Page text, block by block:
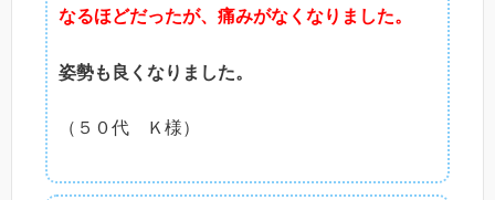
なるほどだったが、痛みがなくなりました。
姿勢も良くなりました。
（５０代 Ｋ様）